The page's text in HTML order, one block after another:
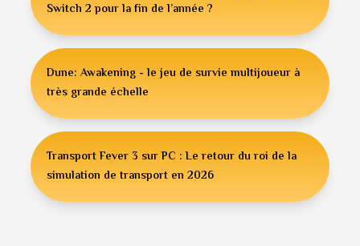
Switch 2 pour la fin de l’année ?
Dune: Awakening - le jeu de survie multijoueur à
très grande échelle
Transport Fever 3 sur PC : Le retour du roi de la
simulation de transport en 2026